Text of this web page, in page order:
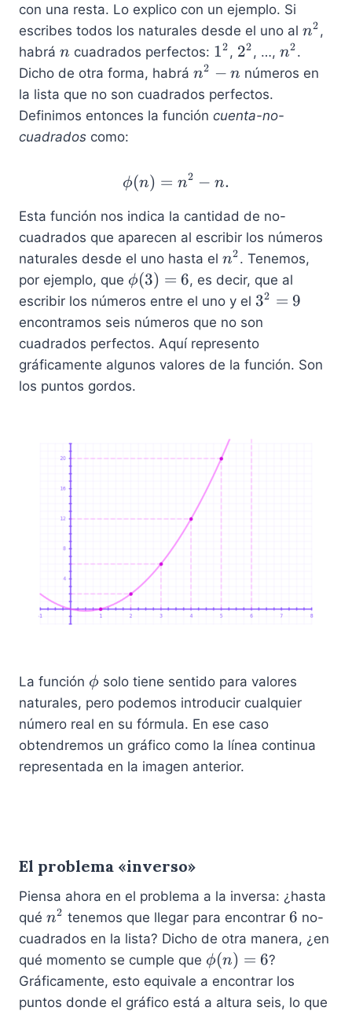
con una resta. Lo explico con un ejemplo. Si
escribes todos los naturales desde el uno al n
2
n2 ,
habrá n
n cuadrados perfectos: 1
^
2
12 , 2
^
2
22 , …, n
^
n2.
Dicho de otra forma, habrá n
^
2
n2 − n números en
la lista que no son cuadrados perfectos.
Definimos entonces la función cuenta-no-
cuadrados como:
\phi(n)=n^2-n.
ϕ(n) = n2 − n.
Esta función nos indica la cantidad de no-
cuadrados que aparecen al escribir los números
naturales desde el uno hasta el n
^
2
n2. Tenemos,
por ejemplo, que \
p
h
i(
3
)
=
ϕ(3) = 6, es decir, que al
escribir los números entre el uno y el 3
^
2
9
32 = 9
encontramos seis números que no son
cuadrados perfectos. Aquí represento
gráficamente algunos valores de la función. Son
los puntos gordos.
La función \
p
h
ϕ solo tiene sentido para valores
naturales, pero podemos introducir cualquier
número real en su fórmula. En ese caso
obtendremos un gráfico como la línea continua
representada en la imagen anterior.
El problema «inverso»
Piensa ahora en el problema a la inversa: ¿hasta
qué n
^
2
n2 tenemos que llegar para encontrar 6
6 no-
cuadrados en la lista? Dicho de otra manera, ¿en
qué momento se cumple que \
p
h
ϕ(n) = 6?
Gráficamente, esto equivale a encontrar los
puntos donde el gráfico está a altura seis, lo que